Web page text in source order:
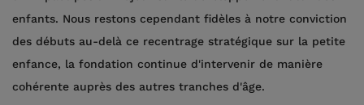
enfants. Nous restons cependant fidèles à notre conviction
des débuts au-delà ce recentrage stratégique sur la petite
enfance, la fondation continue d'intervenir de manière
cohérente auprès des autres tranches d'âge.